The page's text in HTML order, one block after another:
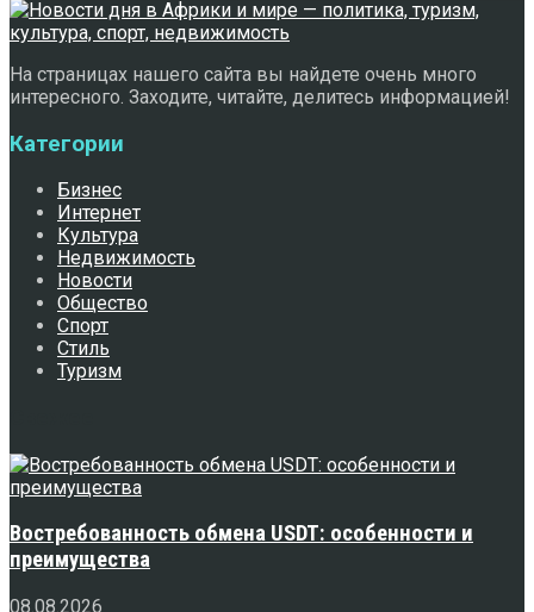
На страницах нашего сайта вы найдете очень много
интересного. Заходите, читайте, делитесь информацией!
Категории
Бизнес
Интернет
Культура
Недвижимость
Новости
Общество
Спорт
Стиль
Туризм
Востребованность обмена USDT: особенности и
преимущества
08.08.2026